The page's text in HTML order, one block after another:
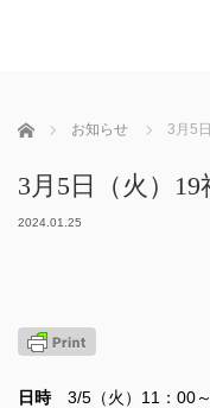
ホーム お知らせ 3月5
3月5日（火）
2024.01.25
日時 3/5（火）11：00